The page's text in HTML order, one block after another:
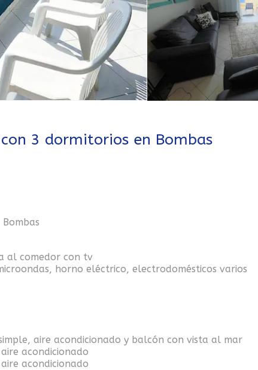
3 dormitorios en Bombas
al comedor con tv
horno eléctrico, electrodomésticos varios
aire acondicionado y balcón con vista al mar
acondicionado
acondicionado